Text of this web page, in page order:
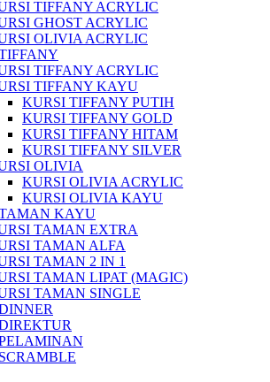
TIFFANY ACRYLIC
GHOST ACRYLIC
OLIVIA ACRYLIC
TIFFANY ACRYLIC
TIFFANY KAYU
KURSI TIFFANY PUTIH
KURSI TIFFANY GOLD
KURSI TIFFANY HITAM
KURSI TIFFANY SILVER
OLIVIA
KURSI OLIVIA ACRYLIC
KURSI OLIVIA KAYU
KAYU
TAMAN EXTRA
TAMAN ALFA
TAMAN 2 IN 1
TAMAN LIPAT (MAGIC)
TAMAN SINGLE